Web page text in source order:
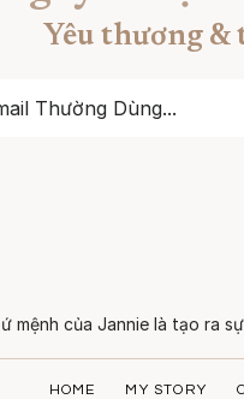
Yêu thương &
mệnh của Jannie là tạo ra
HOME MY STORY